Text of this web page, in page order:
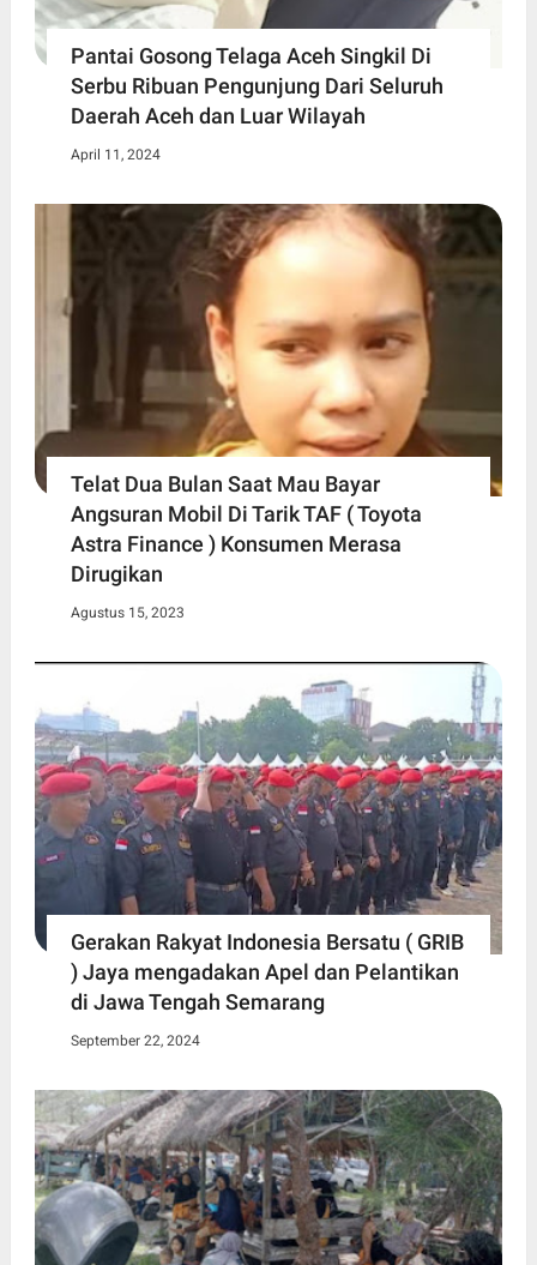
Pantai Gosong Telaga Aceh Singkil Di
Serbu Ribuan Pengunjung Dari Seluruh
Daerah Aceh dan Luar Wilayah
April 11, 2024
Telat Dua Bulan Saat Mau Bayar
Angsuran Mobil Di Tarik TAF ( Toyota
Astra Finance ) Konsumen Merasa
Dirugikan
Agustus 15, 2023
Gerakan Rakyat Indonesia Bersatu ( GRIB
) Jaya mengadakan Apel dan Pelantikan
di Jawa Tengah Semarang
September 22, 2024